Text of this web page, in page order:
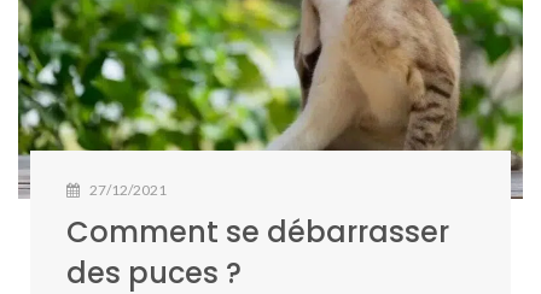
27/12/2021
Comment se débarrasser
des puces ?